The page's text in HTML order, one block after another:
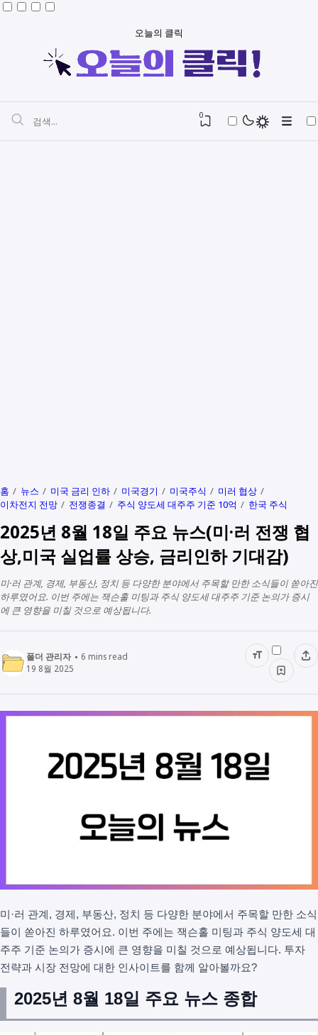
오늘의 클릭
0
홈 뉴스 미국 금리 인하 미국경기 미국주식
미러 협상
이차전지 전망
전쟁종결 주식 양도세 대주주 기준 10억 한국 주식
2025년 8월 18일 주요 뉴스(미·러 전쟁 협
상,미국 실업률 상승, 금리인하 기대감)
미·러 관계, 경제, 부동산, 정치 등 다양한 분야에서 주목할 만한 소식들이 쏟아진
하루였어요. 이번 주에는 잭슨홀 미팅과 주식 양도세 대주주 기준 논의가 증시
에 큰 영향을 미칠 것으로 예상됩니다.
폴더 관리자 6 mins read
19 8월 2025
미·러 관계, 경제, 부동산, 정치 등 다양한 분야에서 주목할 만한 소식
들이 쏟아진 하루였어요. 이번 주에는 잭슨홀 미팅과 주식 양도세 대
주주 기준 논의가 증시에 큰 영향을 미칠 것으로 예상됩니다. 투자
전략과 시장 전망에 대한 인사이트를 함께 알아볼까요?
2025년 8월 18일 주요 뉴스 종합